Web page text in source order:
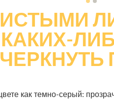
как темно-серый: